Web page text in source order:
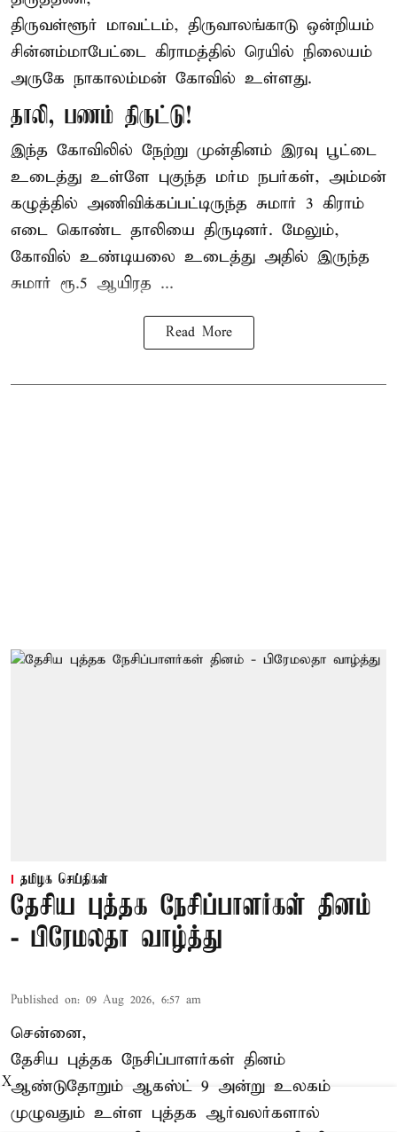
திருவள்ளூர் மாவட்டம், திருவாலங்காடு ஒன்றியம்
சின்னம்மாபேட்டை கிராமத்தில் ரெயில் நிலையம்
அருகே நாகாலம்மன் கோவில் உள்ளது.
தாலி, பணம் திருட்டு!
இந்த கோவிலில் நேற்று முன்தினம் இரவு பூட்டை
உடைத்து உள்ளே புகுந்த மர்ம நபர்கள், அம்மன்
கழுத்தில் அணிவிக்கப்பட்டிருந்த சுமார் 3 கிராம்
எடை கொண்ட தாலியை திருடினர். மேலும்,
கோவில் உண்டியலை உடைத்து அதில் இருந்த
சுமார் ரூ.5 ஆயிரத ...
Read More
தமிழக செய்திகள்
தேசிய புத்தக நேசிப்பாளர்கள் தினம்
- பிரேமலதா வாழ்த்து
Published on: 09 Aug 2026, 6:57 am
சென்னை,
தேசிய புத்தக நேசிப்பாளர்கள் தினம்
ஆண்டுதோறும் ஆகஸ்ட் 9 அன்று உலகம்
முழுவதும் உள்ள புத்தக ஆர்வலர்களால்
X